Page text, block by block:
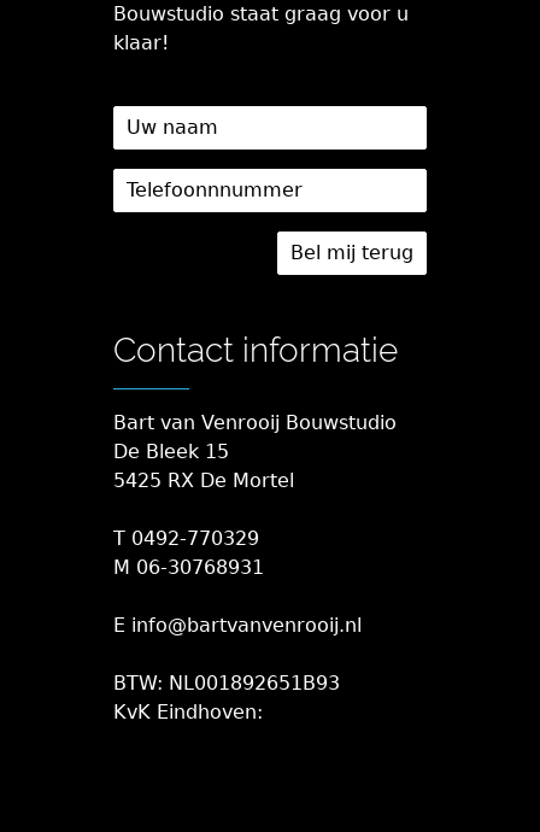
Bouwstudio staat graag voor u
klaar!
Contact informatie
Bart van Venrooij Bouwstudio
De Bleek 15
5425 RX De Mortel
T 0492-770329
M 06-30768931
E info@bartvanvenrooij.nl
BTW: NL001892651B93
KvK Eindhoven: